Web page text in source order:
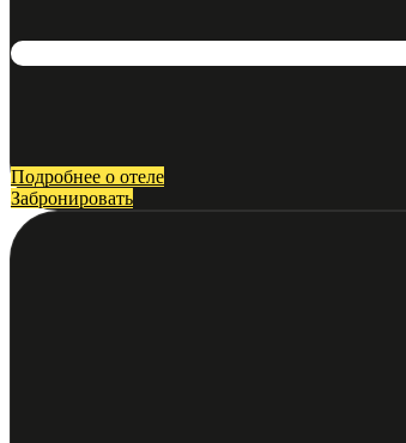
Подробнее о отеле
Забронировать